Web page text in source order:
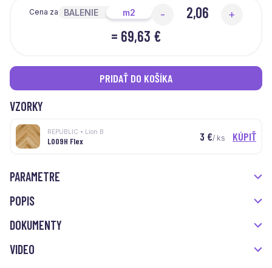
Cena za BALENIE m2 - +
= 69,63 €
PRIDAŤ DO KOŠÍKA
VZORKY
REPUBLIC • Lion B
L009H Flex 3 €/ ks KÚPIŤ
PARAMETRE
POPIS
DOKUMENTY
VIDEO